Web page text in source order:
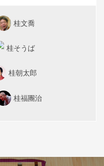
桂文喬
桂そうば
桂朝太郎
桂福團治